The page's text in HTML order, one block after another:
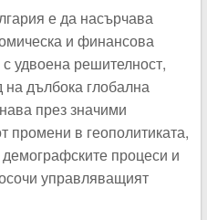
е да насърчава
и финансова
удвоена решителност,
дълбока глобална
през значими
в геополитиката,
процеси и
управляващият